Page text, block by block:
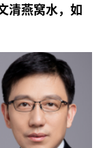
清燕窝水，如